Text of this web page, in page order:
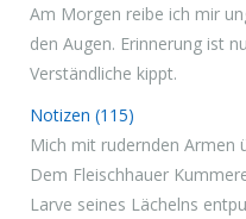
Am Morgen reibe ich mir
den Augen. Erinnerung ist
Verständliche kippt.
Notizen (115)
Mich mit rudernden Armen
Dem Fleischhauer
Larve seines Lächelns